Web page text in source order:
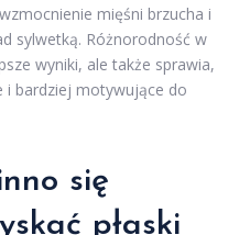
mięśni brzucha i
sylwetką. Różnorodność w
wyniki, ale także sprawia,
i bardziej motywujące do
się
płaski